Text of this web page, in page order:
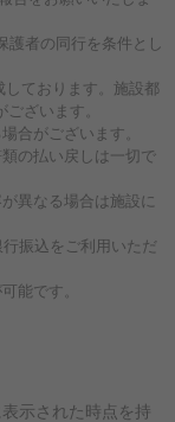
護者の同行を条件とし
ております。施設都
ざいます。
合がございます。
の払い戻しは一切で
異なる場合は施設に
振込をご利用いただ
能です。
示された時点を持